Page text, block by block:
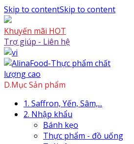
Skip to contentSkip to content
Khuyến mãi HOT
Trợ giúp - Liên hệ
D.Mục Sản phẩm
1. Saffron, Yến, Sâm,...
2. Nhập khẩu
Bánh kẹo
Thực phẩm - đồ uống